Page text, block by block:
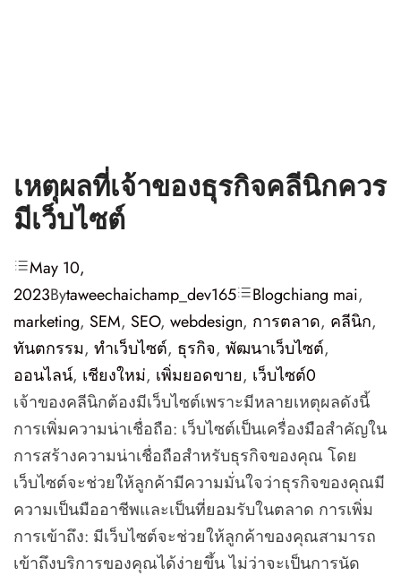
เหตุผลที่เจ้าของธุรกิจคลีนิกควร
มีเว็บไซต์
May 10,
2023Bytaweechaichamp_dev165 Blogchiang mai,
marketing, SEM, SEO, webdesign, การตลาด, คลีนิก,
ทันตกรรม, ทำเว็บไซต์, ธุรกิจ, พัฒนาเว็บไซต์,
ออนไลน์, เชียงใหม่, เพิ่มยอดขาย, เว็บไซต์0
เจ้าของคลีนิกต้องมีเว็บไซต์เพราะมีหลายเหตุผลดังนี้
การเพิ่มความน่าเชื่อถือ: เว็บไซต์เป็นเครื่องมือสำคัญใน
การสร้างความน่าเชื่อถือสำหรับธุรกิจของคุณ โดย
เว็บไซต์จะช่วยให้ลูกค้ามีความมั่นใจว่าธุรกิจของคุณมี
ความเป็นมืออาชีพและเป็นที่ยอมรับในตลาด การเพิ่ม
การเข้าถึง: มีเว็บไซต์จะช่วยให้ลูกค้าของคุณสามารถ
เข้าถึงบริการของคุณได้ง่ายขึ้น ไม่ว่าจะเป็นการนัด